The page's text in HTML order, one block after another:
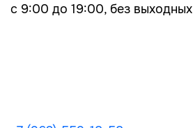
с 9:00 до 19:00, без выходных